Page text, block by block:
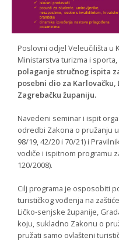
Poslovni odjel Veleučilišta u
Ministarstva turizma i
polaganje stručnog ispita
posebni dio za
Zagrebačku županiju.
Navedeni seminar i ispit
odredbi Zakona o pružanju
98/19, 42/20 i 70/21) i
vodiče i ispitnom programu
120/2008).
Cilj programa je osposobiti
turističkog vođenja na
Ličko-senjske županije,
koju, sukladno Zakonu o
pružati samo ovlašteni